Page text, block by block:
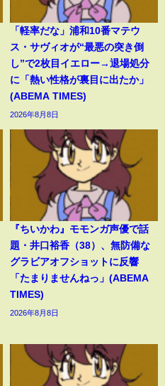
「軽率だな」浦和10番マテウ
ス・サヴィオが“最悪の突き倒
し”で2枚目イエロー→退場処分
に「熱い性格が裏目に出たか」
(ABEMA TIMES)
2026年8月8日
『ちいかわ』モモンガ声優で話
題・井口裕香（38）、無防備な
グラビアオフショットに反響
「たまりませんねっ」(ABEMA
TIMES)
2026年8月8日